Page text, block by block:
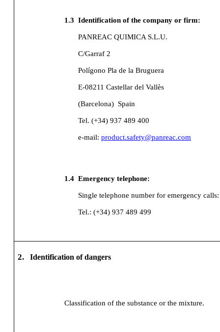
1.3 Identification of the company or firm:
PANREAC QUIMICA S.L.U.
C/Garraf 2
Polígono Pla de la Bruguera
E-08211 Castellar del Vallès
(Barcelona) Spain
Tel. (+34) 937 489 400
e-mail:product.safety@panreac.com
1.4 Emergency telephone:
Single telephone number for emergency
Tel.: (+34) 937 489 499
2. Identification of dangers
Classification of the substance or the mixture.